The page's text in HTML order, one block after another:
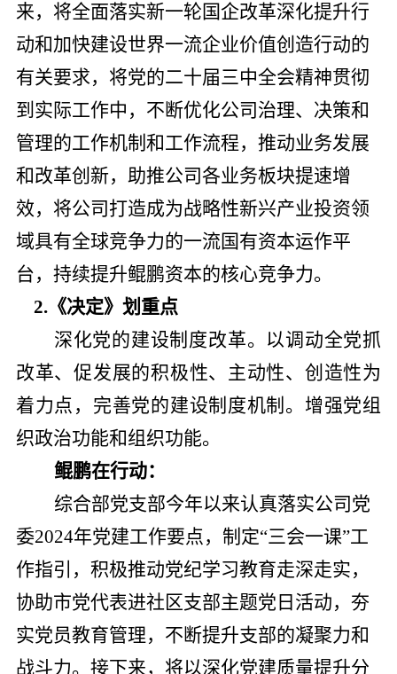
来，将全面落实新一轮国企改革深化提升行
动和加快建设世界一流企业价值创造行动的
有关要求，将党的二十届三中全会精神贯彻
到实际工作中，不断优化公司治理、决策和
管理的工作机制和工作流程，推动业务发展
和改革创新，助推公司各业务板块提速增
效， 将公司打造成为战略性新兴产业投资领
域具有全球竞争力的一流国有资本运作平
台， 持续提升鲲鹏资本的核心竞争力。
2.《决定》划重点
深化党的建设制度改革。以调动全党抓
改革、促发展的积极性、主动性、创造性为
着力点，完善党的建设制度机制。增强党组
织政治功能和组织功能。
鲲鹏在行动：
综合部党支部今年以来认真落实公司党
委2024年党建工作要点，制定“三会一课”工
作指引， 积极推动党纪学习教育走深走实，
协助市党代表进社区支部主题党日活动，夯
实党员教育管理，不断提升支部的凝聚力和
战斗力。 接下来，将以深化党建质量提升分